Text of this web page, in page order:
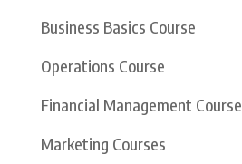
Business Basics Course
Operations Course
Financial Management Course
Marketing Courses